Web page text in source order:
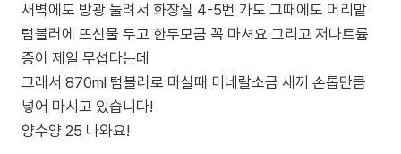
새벽에도 방광 눌려서 화장실 4-5번 가도 그때에도 머리맡
텀블러에 뜨신물 두고 한두모금 꼭 마셔요 그리고 저나트륨
증이 제일 무섭다는데
그래서 870ml 텀블러로 마실때 미네랄소금 새끼 손톱만큼
넣어 마시고 있습니다!
양수양 25 나와요!